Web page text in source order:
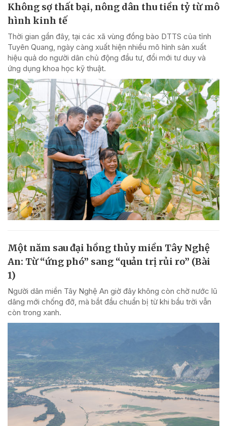
Không sợ thất bại, nông dân thu tiền tỷ từ mô
hình kinh tế
Thời gian gần đây, tại các xã vùng đồng bào DTTS của tỉnh
Tuyên Quang, ngày càng xuất hiện nhiều mô hình sản xuất
hiệu quả do người dân chủ động đầu tư, đổi mới tư duy và
ứng dụng khoa học kỹ thuật.
Một năm sau đại hồng thủy miền Tây Nghệ
An: Từ “ứng phó” sang “quản trị rủi ro” (Bài
1)
Người dân miền Tây Nghệ An giờ đây không còn chờ nước lũ
dâng mới chống đỡ, mà bắt đầu chuẩn bị từ khi bầu trời vẫn
còn trong xanh.